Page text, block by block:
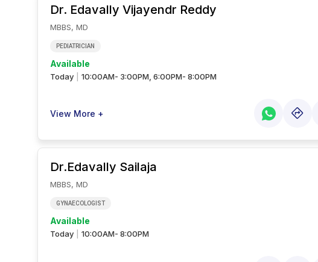
Dr. Edavally Vijayendr Reddy
MBBS, MD
PEDIATRICIAN
Available
Today 10:00AM- 3:00PM, 6:00PM- 8:00PM
View More +
Dr.Edavally Sailaja
MBBS, MD
GYNAECOLOGIST
Available
Today 10:00AM- 8:00PM